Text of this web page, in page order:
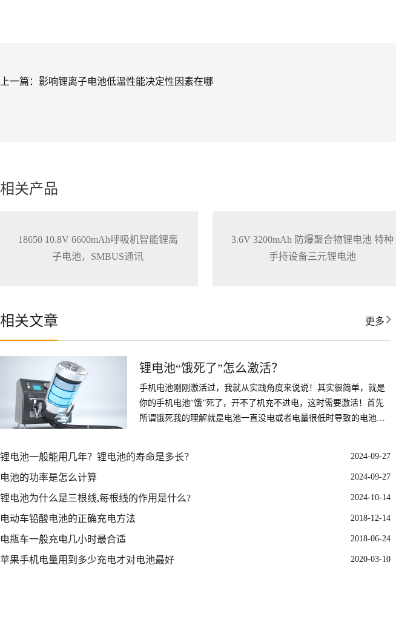
上一篇： 影响锂离子电池低温性能决定性因素在哪
相关产品
18650 10.8V 6600mAh呼吸机智能锂离
子电池，SMBUS通讯
3.6V 3200mAh 防爆聚合物锂电池 特种
手持设备三元锂电池
相关文章 更多
锂电池“饿死了”怎么激活？
手机电池刚刚激活过，我就从实践角度来说说！其实很简单，就是
你的手机电池“饿”死了，开不了机充不进电，这时需要激活！首先
所谓饿死我的理解就是电池一直没电或者电量很低时导致的电池无
锂电池一般能用几年？锂电池的寿命是多长？ 2024-09-27
电池的功率是怎么计算 2024-09-27
锂电池为什么是三根线,每根线的作用是什么? 2024-10-14
电动车铅酸电池的正确充电方法 2018-12-14
电瓶车一般充电几小时最合适 2018-06-24
苹果手机电量用到多少充电才对电池最好 2020-03-10